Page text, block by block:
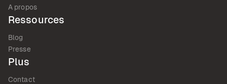
A propos
Ressources
Blog
Presse
Plus
Contact